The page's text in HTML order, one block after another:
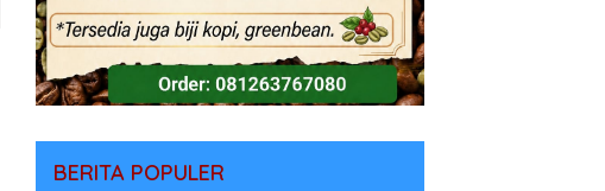
BERITA POPULER